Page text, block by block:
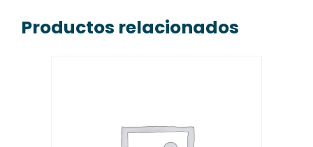
Productos relacionados